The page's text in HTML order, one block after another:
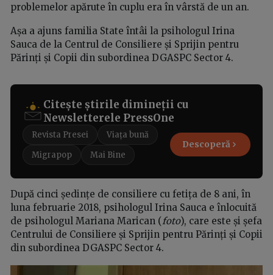
problemelor apărute în cuplu era în vârstă de un an.
Așa a ajuns familia State întâi la psihologul Irina
Sauca de la Centrul de Consiliere și Sprijin pentru
Părinți și Copii din subordinea DGASPC Sector 4.
Citește știrile dimineții cu
Newsletterele PressOne
Revista Presei
Viața bună
Migrapop
Mai Bine
Descoperă
După cinci ședințe de consiliere cu fetița de 8 ani, în
luna februarie 2018, psihologul Irina Sauca e înlocuită
de psihologul Mariana Marican (foto), care este și șefa
Centrului de Consiliere și Sprijin pentru Părinți și Copii
din subordinea DGASPC Sector 4.